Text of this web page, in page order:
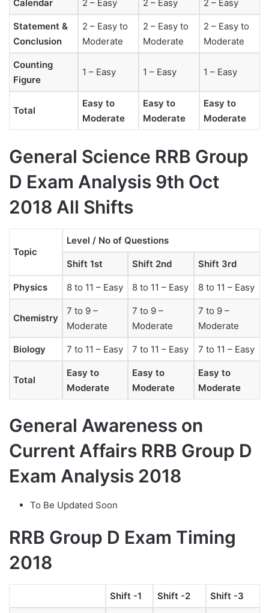
Calendar 2 – Easy 2 – Easy 2 – Easy
Statement &
Conclusion
2 – Easy to
Moderate
2 – Easy to
Moderate
2 – Easy to
Moderate
Counting
Figure
1 – Easy 1 – Easy 1 – Easy
Total
Easy to
Moderate
Easy to
Moderate
Easy to
Moderate
General Science RRB Group
D Exam Analysis 9th Oct
2018 All Shifts
Topic
Level / No of Questions
Shift 1st Shift 2nd Shift 3rd
Physics 8 to 11 – Easy 8 to 11 – Easy 8 to 11 – Easy
Chemistry
7 to 9 –
Moderate
7 to 9 –
Moderate
7 to 9 –
Moderate
Biology 7 to 11 – Easy 7 to 11 – Easy 7 to 11 – Easy
Total
Easy to
Moderate
Easy to
Moderate
Easy to
Moderate
General Awareness on
Current Affairs RRB Group D
Exam Analysis 2018
To Be Updated Soon
RRB Group D Exam Timing
2018
Shift -1 Shift -2 Shift -3